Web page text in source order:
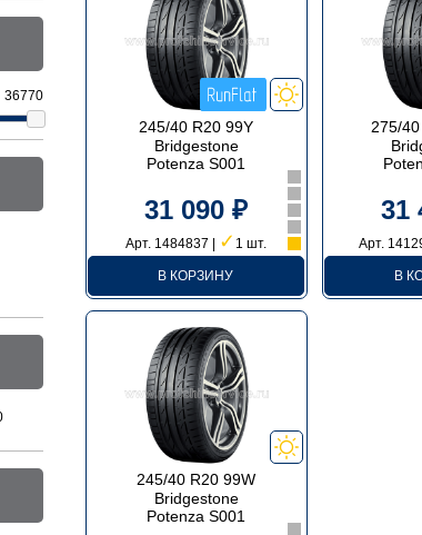
245/40 R20 99Y
Bridgestone
Potenza S001
31 090 ₽
Арт. 1484837 | ✓ 1 шт.
В КОРЗИНУ
275/
31
Арт.
В
245/40 R20 99W
Bridgestone
Potenza S001